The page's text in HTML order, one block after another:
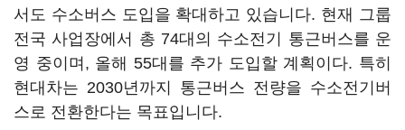
서도 수소버스 도입을 확대하고 있습니다. 현재 그룹
전국 사업장에서 총 74대의 수소전기 통근버스를 운
영 중이며, 올해 55대를 추가 도입할 계획이다. 특히
현대차는 2030년까지 통근버스 전량을 수소전기버
스로 전환한다는 목표입니다.